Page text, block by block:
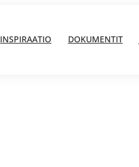
INSPIRAATIO DOKUMENTIT